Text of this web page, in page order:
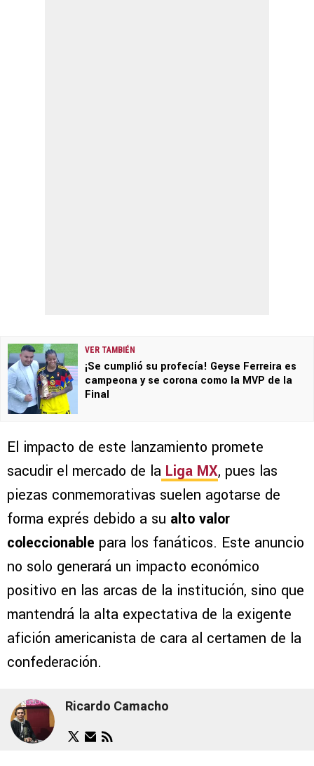
VER TAMBIÉN
¡Se cumplió su profecía! Geyse Ferreira es
campeona y se corona como la MVP de la
Final
El impacto de este lanzamiento promete
sacudir el mercado de la Liga MX, pues las
piezas conmemorativas suelen agotarse de
forma exprés debido a su alto valor
coleccionable para los fanáticos. Este anuncio
no solo generará un impacto económico
positivo en las arcas de la institución, sino que
mantendrá la alta expectativa de la exigente
afición americanista de cara al certamen de la
confederación.
Ricardo Camacho